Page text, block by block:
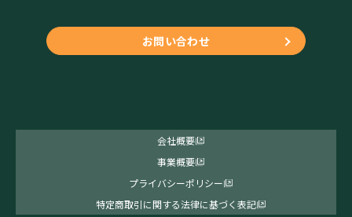
お問い合わせ
会社概要
事業概要
プライバシーポリシー
特定商取引に関する法律に基づく表記